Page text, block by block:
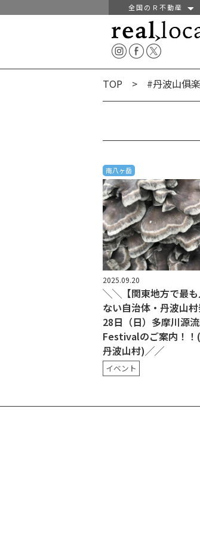
全国のＲ不動産
TOP > #丹波山俱
南八ヶ岳
2025.09.20
╲╲【関東地方で最も
ない自治体・丹波山
28日（日）多摩川源
Festivalのご案内！！
丹波山村)╱╱
イベント